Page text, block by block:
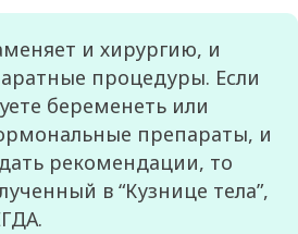
и хирургию, и
процедуры. Если
беременеть или
препараты, и
рекомендации, то
в “Кузнице тела”,